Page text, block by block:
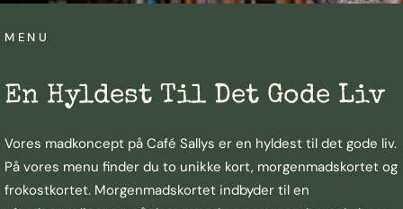
MENU
En Hyldest Til Det Gode Liv
Vores madkoncept på Café Sallys er en hyldest til det gode liv.
På vores menu finder du to unikke kort, morgenmadskortet og
frokostkortet. Morgenmadskortet indbyder til en